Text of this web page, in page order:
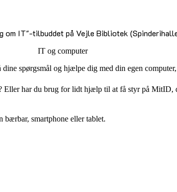
om IT"-tilbuddet på Vejle Bibliotek
IT og computer
spørgsmål og hjælpe dig med din egen
har du brug for lidt hjælp til at få styr på MitID,
smartphone eller tablet.